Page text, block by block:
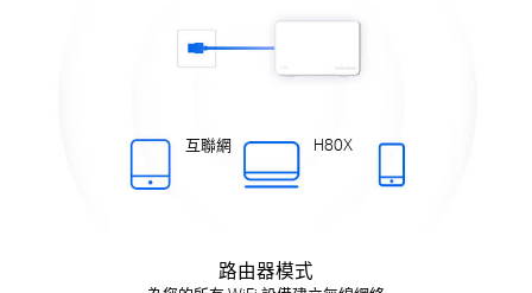
互聯網 H80X
路由器模式